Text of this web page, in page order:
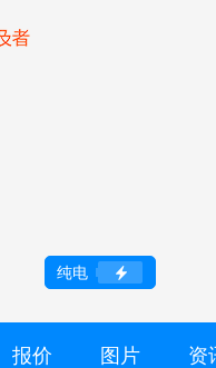
纯电
报价 图片 资